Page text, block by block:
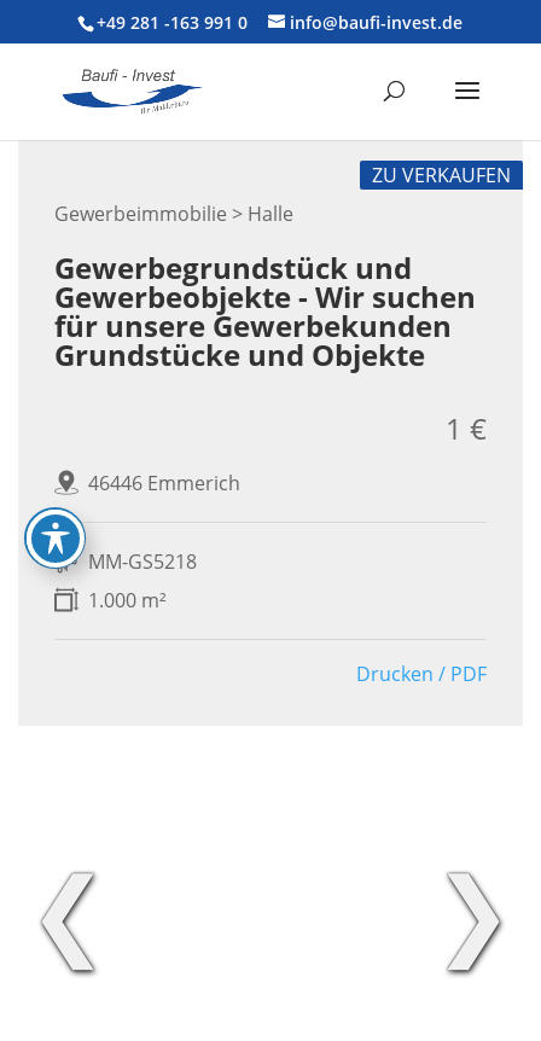
+49 281 -163 991 0 info@baufi-invest.de
Gewerbeimmobilie > Halle
ZU VERKAUFEN
Gewerbegrundstück und
Gewerbeobjekte - Wir suchen
für unsere Gewerbekunden
Grundstücke und Objekte
46446 Emmerich
1 €
MM-GS5218
1.000 m²
Drucken / PDF
❮ ❯